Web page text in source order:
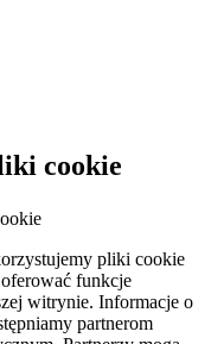
cookie
pliki cookie
funkcje
witrynie. Informacje o
partnerom